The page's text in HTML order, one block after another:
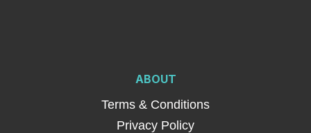
ABOUT
Terms & Conditions
Privacy Policy